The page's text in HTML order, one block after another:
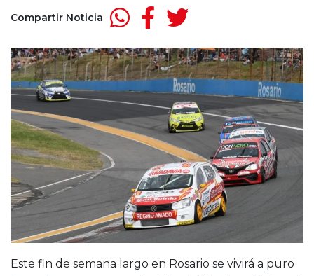
Compartir Noticia
Este fin de semana largo en Rosario se vivirá a puro